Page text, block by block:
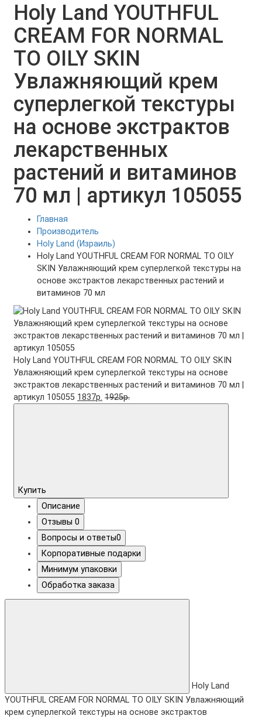
Holy Land YOUTHFUL
CREAM FOR NORMAL
TO OILY SKIN
Увлажняющий крем
суперлегкой текстуры
на основе экстрактов
лекарственных
растений и витаминов
70 мл | артикул 105055
Главная
Производитель
Holy Land (Израиль)
Holy Land YOUTHFUL CREAM FOR NORMAL TO OILY
SKIN Увлажняющий крем суперлегкой текстуры на
основе экстрактов лекарственных растений и
витаминов 70 мл
Holy Land YOUTHFUL CREAM FOR NORMAL TO OILY SKIN
Увлажняющий крем суперлегкой текстуры на основе
экстрактов лекарственных растений и витаминов 70 мл |
артикул 105055 1837р. 1925р.
Купить
Описание
Отзывы 0
Вопросы и ответы0
Корпоративные подарки
Минимум упаковки
Обработка заказа
Holy Land
YOUTHFUL CREAM FOR NORMAL TO OILY SKIN Увлажняющий
крем суперлегкой текстуры на основе экстрактов